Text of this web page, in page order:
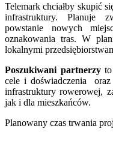
Telemark chciałby skupić
infrastruktury. Planuje
powstanie nowych
oznakowania tras. W
lokalnymi
Poszukiwani partnerzyto
cele i doświadczenia oraz
infrastruktury rowerowej,
jak i dla mieszkańców.
Planowany czas trwania